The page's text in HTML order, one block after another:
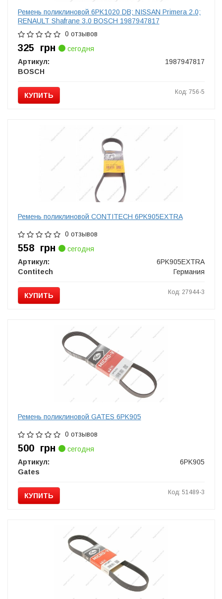
Ремень поликлиновой 6PK1020 DB; NISSAN Primera 2.0;
RENAULT Shafrane 3.0 BOSCH 1987947817
0 отзывов
325 грн
сегодня
Артикул:
1987947817
BOSCH
КУПИТЬ Код: 756-5
Ремень поликлиновой CONTITECH 6PK905EXTRA
0 отзывов
558 грн
сегодня
Артикул:
6PK905EXTRA
Contitech
Германия
КУПИТЬ Код: 27944-3
Ремень поликлиновой GATES 6PK905
0 отзывов
500 грн
сегодня
Артикул:
6PK905
Gates
КУПИТЬ Код: 51489-3